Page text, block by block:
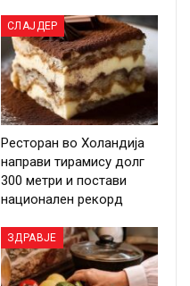
СЛАЈДЕР
Ресторан во Холандија
направи тирамису долг
300 метри и постави
национален рекорд
ЗДРАВЈЕ